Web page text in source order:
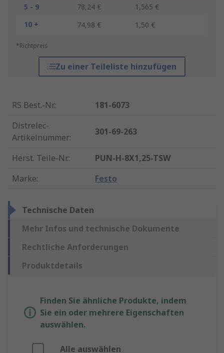
5 - 9
78,24 €
1,565 €
10 +
74,98 € 1,50 €
*Richtpreis
Zu einer Teileliste hinzufügen
RS Best.-Nr.:
181-6073
Distrelec-
Artikelnummer:
301-69-263
Herst. Teile-Nr.:
PUN-H-8X1,25-TSW
Marke: Festo
Technische Daten
Mehr Infos und technische Dokumente
Rechtliche Anforderungen
Produktdetails
Finden Sie ähnliche Produkte, indem
Sie ein oder mehrere Eigenschaften
auswählen.
Alle auswählen